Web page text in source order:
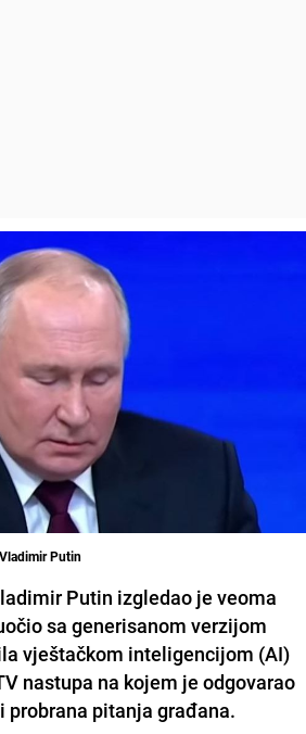
Putin
Putin izgledao je veoma
sa generisanom verzijom
vještačkom inteligencijom (AI)
nastupa na kojem je odgovarao
probrana pitanja građana.